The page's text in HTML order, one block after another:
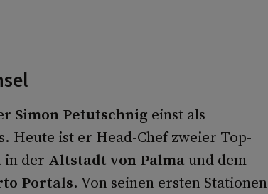
Simon Petutschnig einst als
Heute ist er Head-Chef zweier Top-
in der Altstadt von Palma und dem
Portals. Von seinen ersten Stationen